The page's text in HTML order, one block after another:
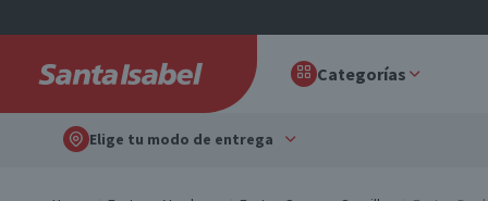
Categorías
Elige tu modo de entrega